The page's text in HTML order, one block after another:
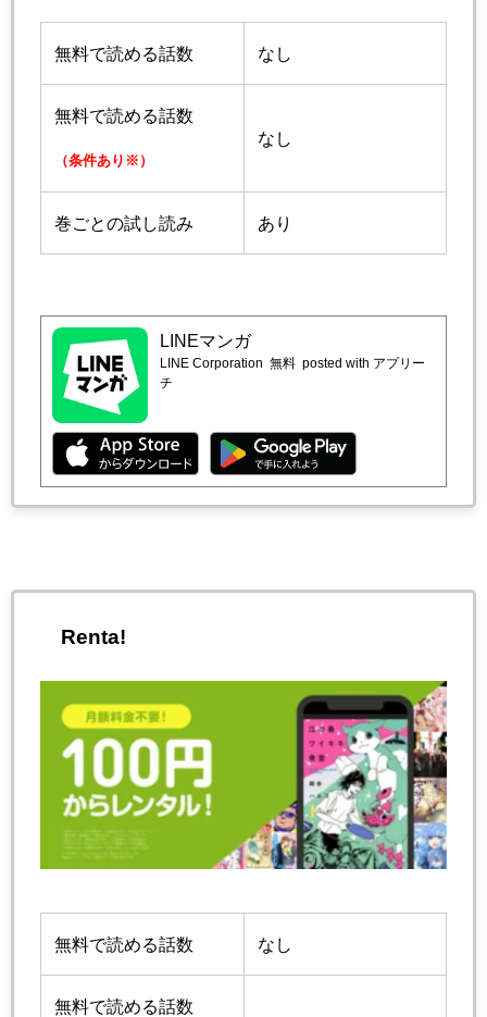
無料で読める話数 なし
無料で読める話数
（条件あり※）
なし
巻ごとの試し読み あり
LINEマンガ
LINE Corporation 無料 posted with アプリー
チ
Renta!
無料で読める話数 なし
無料で読める話数